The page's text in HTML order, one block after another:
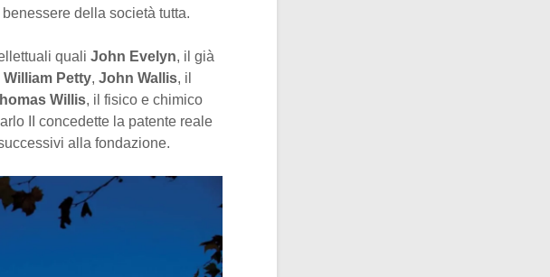
della società tutta.
quali John Evelyn, il già
William Petty, John Wallis, il
Willis, il fisico e chimico
II concedette la patente reale
alla fondazione.